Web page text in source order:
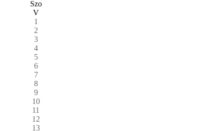
Szo
V
1
2
3
4
5
6
7
8
9
10
11
12
13